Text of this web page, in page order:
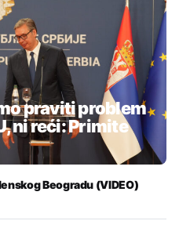
praviti problem
ni reći: Primite
Beogradu (VIDEO)